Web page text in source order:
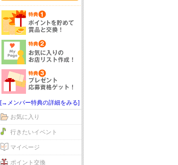
[→メンバー特典の詳細をみる]
お気に入り
行きたいイベント
マイページ
ポイント交換